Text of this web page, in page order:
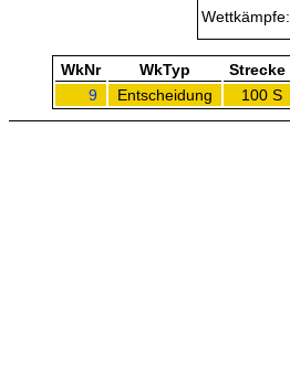
Wettkämpfe:
WkNr WkTyp Strecke
9
Entscheidung 100 S